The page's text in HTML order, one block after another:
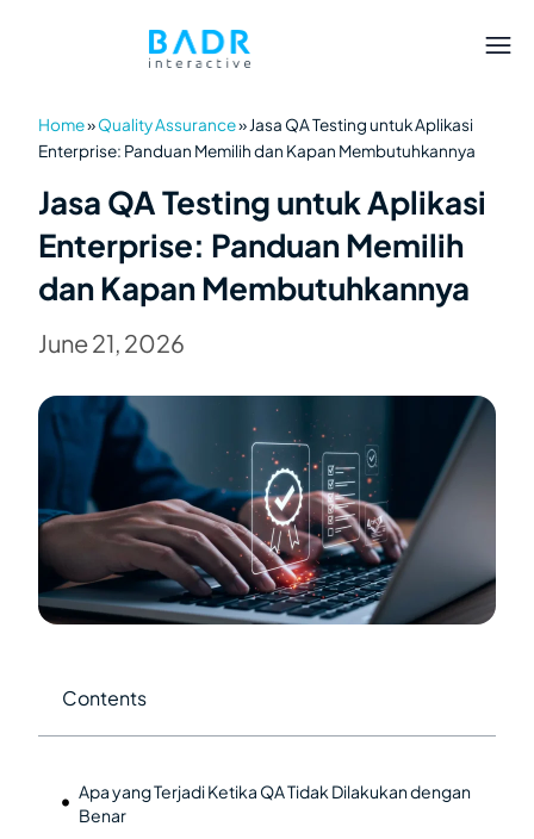
Home»Quality Assurance»Jasa QA Testing untuk Aplikasi
Enterprise: Panduan Memilih dan Kapan Membutuhkannya
Jasa QA Testing untuk Aplikasi
Enterprise: Panduan Memilih
dan Kapan Membutuhkannya
June 21, 2026
Contents
Apa yang Terjadi Ketika QA Tidak Dilakukan dengan
Benar